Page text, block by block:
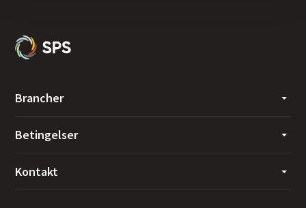
Brancher
Betingelser
Kontakt